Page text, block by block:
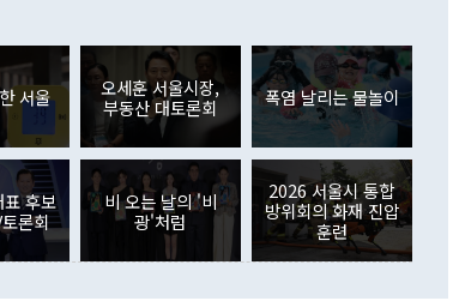
스토크에서 열리는 '동방경제포럼(EEF)'을 언급하
을) 검토하고 있다"고 발언한 데 대해서도 조 장관
"이라며 "아직 거기까지 진도가 나가지 않았다"고
개한 대북 구상과 설명은 정부 내 조율을 거치지
있다. 특히 주적 표현 대체와 국호 사용, 9·19 군
진 등은 통일부 장관이 결정할 사안이 아니어서 월
있다. 이 대통령은 정 장관의 업무보고를 듣고 난
했다고 승인난 건 아니다"라고 재차 확인했다. 정
관의 발언 내용은 대부분 국가안전보장회의(NSC)
닌 정 장관의 개인적 생각에 가깝다"며 "안보 관
식 정책이 아닌 사안을 추진하겠다고 업무보고를
'국군통수권자가 나서야 한다'고 주장한 것은 심각
만달러)을 넘어선 것이다. 직접투자에서는 내국
만달러, 외국인의 국내투자가 46억3000만달러
에서는 외국인의 국내 주식 매도세가 이어졌다. 외
차익실현 매도 등의 영향으로 316억1000만달러
만달러)에 이어 역대 최대 순매도 기록을 다시
채권투자는 세계국채지수(WGBI) 자금 유입에도
로 증가 폭이 줄어든 52억9000만달러를 기록했
자는 주식을 중심으로 35억6000만달러 증가했
서울
오세훈 서울시장,
부동산 대토론회
폭염 날리는 물놀이
표 후보
론회
비 오는 날의 '비
광'처럼
2026 서울시 통합
방위회의 화재 진압
훈련